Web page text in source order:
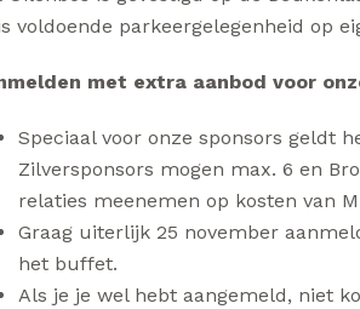
voldoende parkeergelegenheid op
met extra aanbod voor
Speciaal voor onze sponsors geldt
Zilversponsors mogen max. 6 en
relaties meenemen op kosten van
Graag uiterlijk 25 november
het buffet.
Als je je wel hebt aangemeld, niet